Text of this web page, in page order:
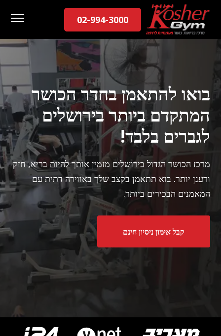
02-994-3000
בואו להתאמן בחדר הכושר
המתקדם ביותר בירושלים
לגברים בלבד!
מרכז הכושר הגדול בירושלים מזמין אותך להיות בריא, חזק
ורענן יותר. בוא תתאמן בקצב שלך באווירה דתית עם
המאמנים הבכירים ביותר.
קבל אימון ניסיון חינם